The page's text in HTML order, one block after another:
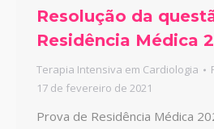
Resolução da
Residência Médica
Terapia Intensiva em Cardiologia
17 de fevereiro de 2021
Prova de Residência Médica